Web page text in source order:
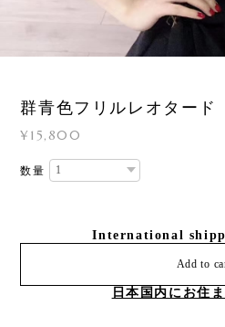
群青色フリルレオタード
¥15,800
数量
International
Add to
日本国内にお住